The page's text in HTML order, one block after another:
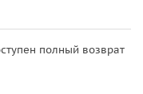
полный возврат